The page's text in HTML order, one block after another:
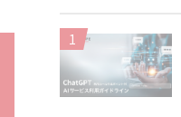
1